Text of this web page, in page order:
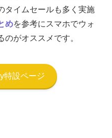
タイムセールも多く実施
めを参考にスマホでウォ
がオススメです。
特設ページ